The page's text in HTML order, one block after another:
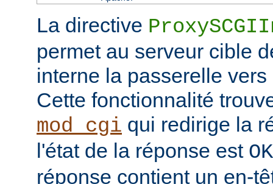
La directive
permet au serveur cible
interne la passerelle
Cette fonctionnalité
mod_cgi qui redirige la
l'état de la réponse est OK
réponse contient un en-